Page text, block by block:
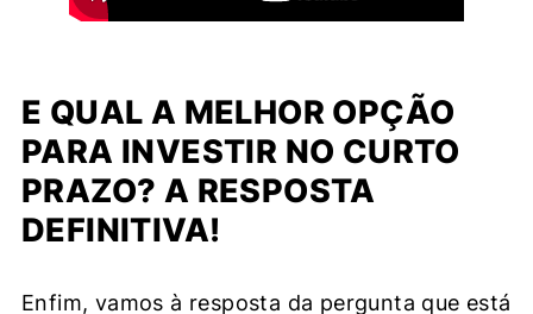
E QUAL A MELHOR OPÇÃO
PARA INVESTIR NO CURTO
PRAZO? A RESPOSTA
DEFINITIVA!
Enfim, vamos à resposta da pergunta que está